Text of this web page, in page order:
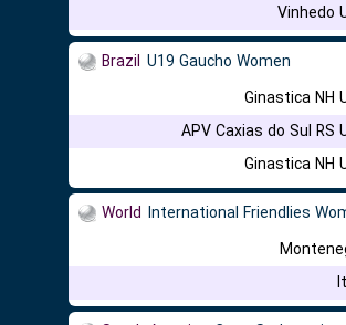
Vinhedo
Brazil U19 Gaucho Women
Ginastica NH
APV Caxias do Sul RS
Ginastica NH
World International Friendlies